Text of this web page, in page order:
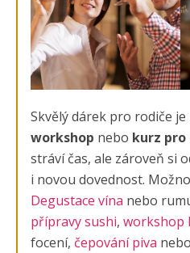
Skvělý dárek pro rodiče je
workshop nebo kurz pro
stráví čas, ale zároveň si
i novou dovednost.
Degustace vína nebo
přípravy sushi, workshop
focení, čepování piva